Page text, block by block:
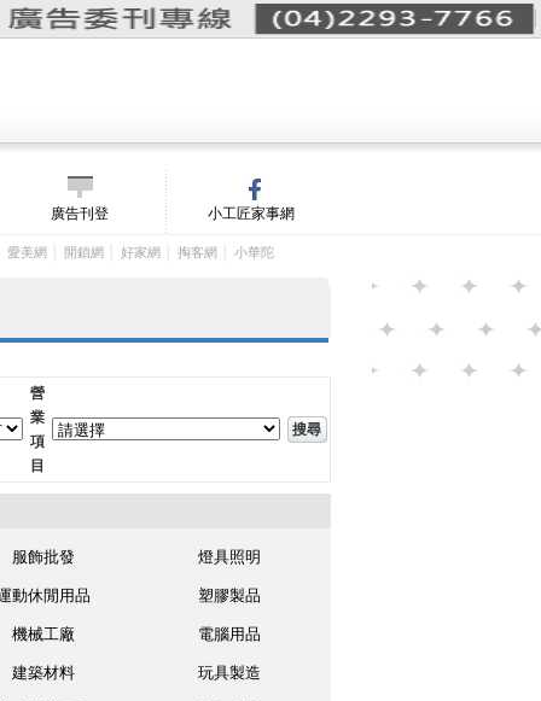
詢價單(0
廣告刊登 小工匠家事網
愛美網 開鎖網 好家網 掏客網 小華陀
營
業
項
目
服飾批發 燈具照明
動休閒用品 塑膠製品
機械工廠 電腦用品
建築材料 玩具製造